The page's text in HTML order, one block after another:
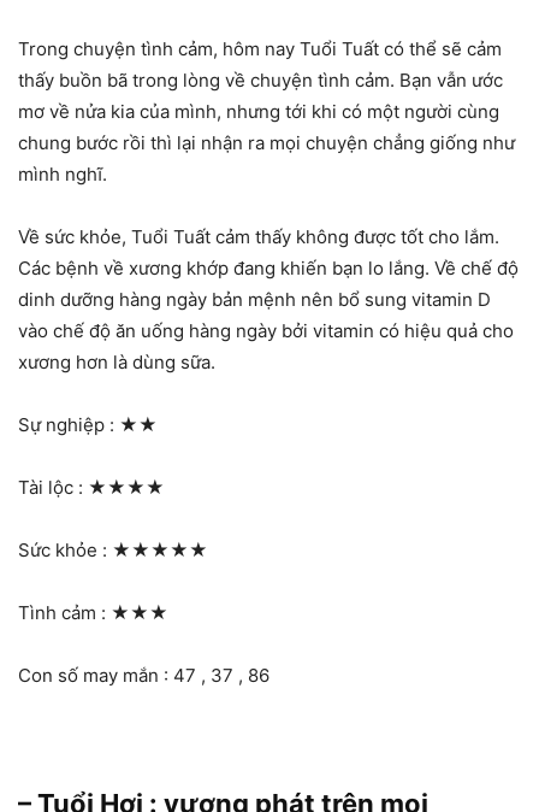
Trong chuyện tình cảm, hôm nay Tuổi Tuất có thể sẽ cảm
thấy buồn bã trong lòng về chuyện tình cảm. Bạn vẫn ước
mơ về nửa kia của mình, nhưng tới khi có một người cùng
chung bước rồi thì lại nhận ra mọi chuyện chẳng giống như
mình nghĩ.
Về sức khỏe, Tuổi Tuất cảm thấy không được tốt cho lắm.
Các bệnh về xương khớp đang khiến bạn lo lắng. Về chế độ
dinh dưỡng hàng ngày bản mệnh nên bổ sung vitamin D
vào chế độ ăn uống hàng ngày bởi vitamin có hiệu quả cho
xương hơn là dùng sữa.
Sự nghiệp : ★★
Tài lộc : ★★★★
Sức khỏe : ★★★★★
Tình cảm : ★★★
Con số may mắn : 47 , 37 , 86
– Tuổi Hợi : vượng phát trên mọi